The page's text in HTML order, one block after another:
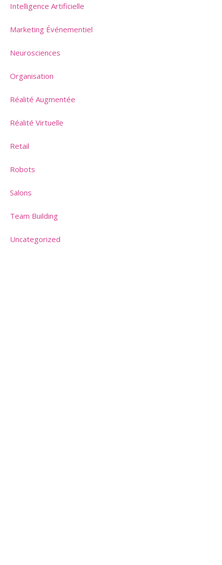
Intelligence Artificielle
Marketing Événementiel
Neurosciences
Organisation
Réalité Augmentée
Réalité Virtuelle
Retail
Robots
Salons
Team Building
Uncategorized